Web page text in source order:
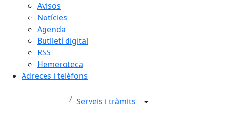
Avisos
Notícies
Agenda
Butlletí digital
RSS
Hemeroteca
Adreces i telèfons
Serveis i tràmits